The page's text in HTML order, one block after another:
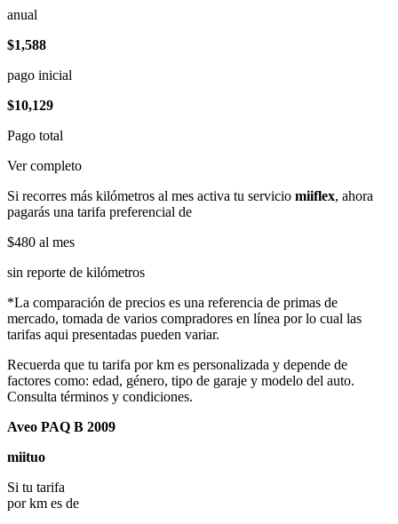
anual
$1,588
pago inicial
$10,129
Pago total
Ver completo
Si recorres más kilómetros al mes activa tu servicio miiflex, ahora
pagarás una tarifa preferencial de
$480 al mes
sin reporte de kilómetros
*La comparación de precios es una referencia de primas de
mercado, tomada de varios compradores en línea por lo cual las
tarifas aqui presentadas pueden variar.
Recuerda que tu tarifa por km es personalizada y depende de
factores como: edad, género, tipo de garaje y modelo del auto.
Consulta términos y condiciones.
Aveo PAQ B 2009
miituo
Si tu tarifa
por km es de